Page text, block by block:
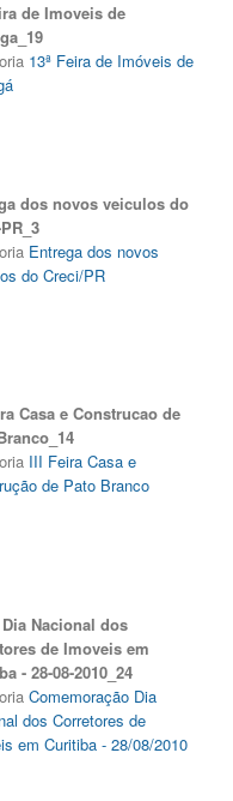
de Imoveis de
13ª Feira de Imóveis de
dos novos veiculos do
Entrega dos novos
do Creci/PR
Casa e Construcao de
III Feira Casa e
de Pato Branco
Dia Nacional dos
de Imoveis em
- 28-08-2010_24
Comemoração Dia
dos Corretores de
em Curitiba - 28/08/2010